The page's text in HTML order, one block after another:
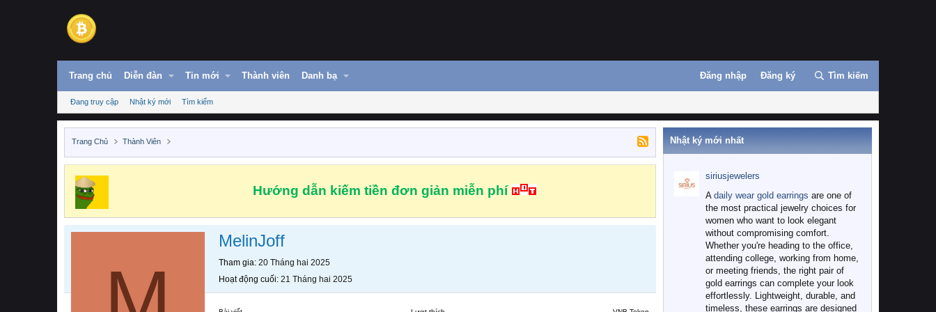
Trang chủ Diễn đàn Tin mới Thành viên Danh bạ Đăng nhập Đăng ký Tìm kiếm
Đang truy cập Nhật ký mới Tìm kiếm
Trang Chủ Thành Viên
Hướng dẫn kiếm tiền đơn giản miễn phí
MelinJoff
Tham gia 20 Tháng hai 2025
Hoạt động cuối 21 Tháng hai 2025
Nhật ký mới nhất
siriusjewelers
A daily wear gold earrings are one of
the most practical jewelry choices for
women who want to look elegant
without compromising comfort.
Whether you're heading to the office,
attending college, working from home,
or meeting friends, the right pair of
gold earrings can complete your look
effortlessly. Lightweight, durable, and
timeless, these earrings are designed